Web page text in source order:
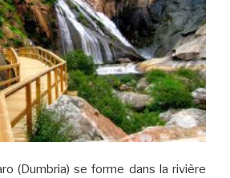
(Dumbria) se forme dans la rivière